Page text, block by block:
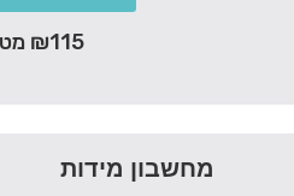
₪115 מטר רבוע
מחשבון מידות